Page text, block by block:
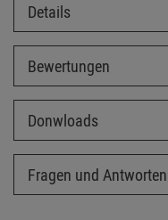
Details
Bewertungen
Donwloads
Fragen und Antworten